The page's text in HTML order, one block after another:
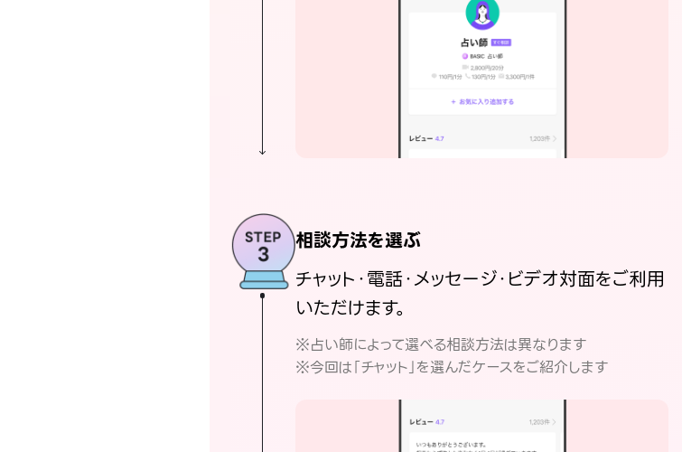
相談方法を選ぶ
チャット・電話・メッセージ・ビデオ対面をご利用
いただけます。
※占い師によって選べる相談方法は異なります
※今回は「チャット」を選んだケースをご紹介します